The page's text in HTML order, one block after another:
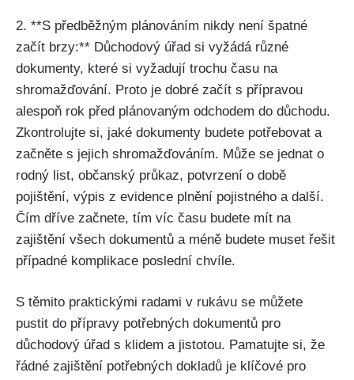
2. **S předběžným plánováním nikdy není špatné
začít brzy:** Důchodový úřad si vyžádá různé
dokumenty, které si vyžadují trochu času na
shromažďování. Proto je dobré začít s přípravou
alespoň rok před plánovaným odchodem do důchodu.
Zkontrolujte si, jaké dokumenty budete potřebovat a
začněte s jejich shromažďováním. Může se jednat o
rodný list, občanský průkaz, potvrzení o době
pojištění, výpis z evidence plnění pojistného a další.
Čím dříve začnete, tím víc času budete mít na
zajištění všech dokumentů a méně budete muset řešit
případné komplikace poslední chvíle.
S těmito praktickými radami v rukávu se můžete
pustit do přípravy potřebných dokumentů pro
důchodový úřad s klidem a jistotou. Pamatujte si, že
řádné zajištění potřebných dokladů je klíčové pro